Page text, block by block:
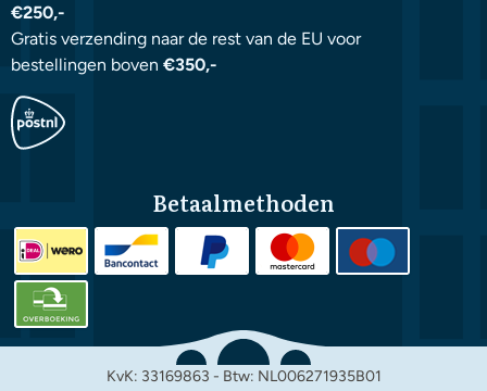
€250,-
Gratis verzending naar de rest van de EU voor
bestellingen boven €350,-
Betaalmethoden
KvK: 33169863 - Btw: NL006271935B01